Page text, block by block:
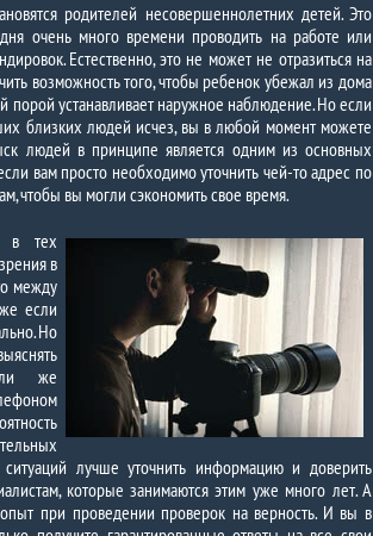
родителей несовершеннолетних детей. Это
очень много времени проводить на работе или
Естественно, это не может не отразиться на
возможность того, чтобы ребенок убежал из дома
устанавливает наружное наблюдение. Но если
близких людей исчез, вы в любой момент можете
людей в принципе является одним из основных
вам просто необходимо уточнить чей-то адрес по
чтобы вы могли сэкономить свое время.
в тех
в
между
если
Но
же
лучше уточнить информацию и доверить
которые занимаются этим уже много лет. А
при проведении проверок на верность. И вы в